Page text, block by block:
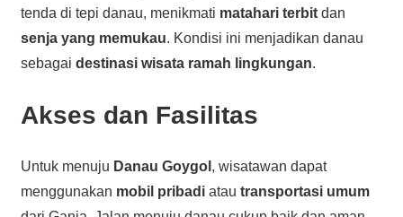
tenda di tepi danau, menikmati matahari terbitdan
senja yang memukau. Kondisi ini menjadikan danau
sebagai destinasi wisata ramah lingkungan.
Akses dan Fasilitas
Untuk menuju Danau Goygol , wisatawan dapat
menggunakan mobil pribadiatau transportasi umum